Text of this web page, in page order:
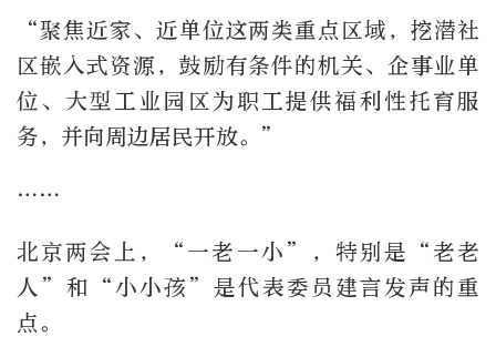
“聚焦近家、近单位这两类重点区域，挖潜社
区嵌入式资源，鼓励有条件的机关、企事业单
位、大型工业园区为职工提供福利性托育服
务，并向周边居民开放。”
……
北京两会上，“一老一小”，特别是“老老
人”和“小小孩”是代表委员建言发声的重
点。